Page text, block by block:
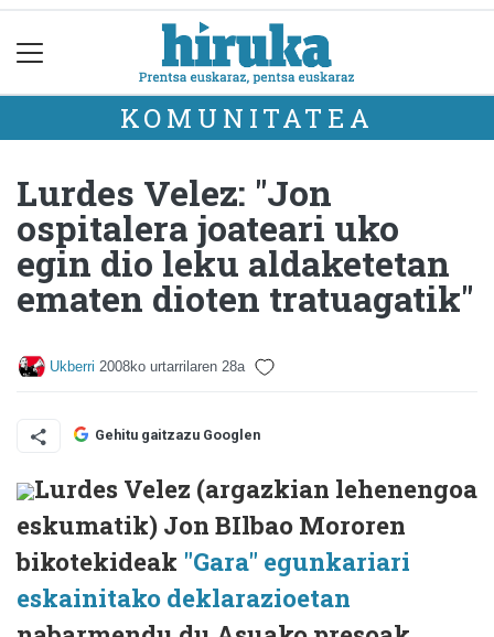
KOMUNITATEA
Lurdes Velez: "Jon
ospitalera joateari uko
egin dio leku aldaketetan
ematen dioten tratuagatik"
Ukberri 2008ko urtarrilaren 28a
Gehitu gaitzazu Googlen
Lurdes Velez (argazkian lehenengoa
eskumatik) Jon BIlbao Mororen
bikotekideak "Gara" egunkariari
eskainitako deklarazioetan